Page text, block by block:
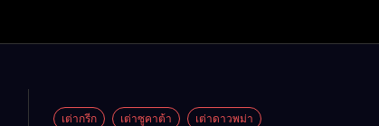
เต่ากรีก เต่าซูคาต้า เต่าดาวพม่า